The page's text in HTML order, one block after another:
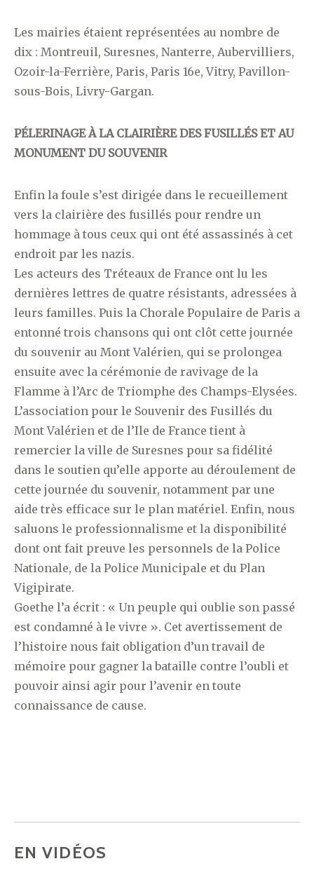
Les mairies étaient représentées au nombre de
dix : Montreuil, Suresnes, Nanterre, Aubervilliers,
Ozoir-la-Ferrière, Paris, Paris 16e, Vitry, Pavillon-
sous-Bois, Livry-Gargan.
PÉLERINAGE À LA CLAIRIÈRE DES FUSILLÉS ET AU
MONUMENT DU SOUVENIR
Enfin la foule s’est dirigée dans le recueillement
vers la clairière des fusillés pour rendre un
hommage à tous ceux qui ont été assassinés à cet
endroit par les nazis.
Les acteurs des Tréteaux de France ont lu les
dernières lettres de quatre résistants, adressées à
leurs familles. Puis la Chorale Populaire de Paris a
entonné trois chansons qui ont clôt cette journée
du souvenir au Mont Valérien, qui se prolongea
ensuite avec la cérémonie de ravivage de la
Flamme à l’Arc de Triomphe des Champs-Elysées.
L’association pour le Souvenir des Fusillés du
Mont Valérien et de l’Ile de France tient à
remercier la ville de Suresnes pour sa fidélité
dans le soutien qu’elle apporte au déroulement de
cette journée du souvenir, notamment par une
aide très efficace sur le plan matériel. Enfin, nous
saluons le professionnalisme et la disponibilité
dont ont fait preuve les personnels de la Police
Nationale, de la Police Municipale et du Plan
Vigipirate.
Goethe l’a écrit : « Un peuple qui oublie son passé
est condamné à le vivre ». Cet avertissement de
l’histoire nous fait obligation d’un travail de
mémoire pour gagner la bataille contre l’oubli et
pouvoir ainsi agir pour l’avenir en toute
connaissance de cause.
EN VIDÉOS